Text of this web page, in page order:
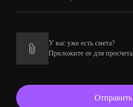
У вас уже есть смета?
Приложите ее для просчета